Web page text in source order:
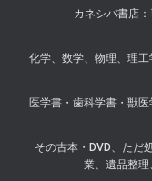
カネシバ書店
化学、数学、物理、理
医学書・歯科学書・獣
その古本・DVD、ただ
業、遺品整理